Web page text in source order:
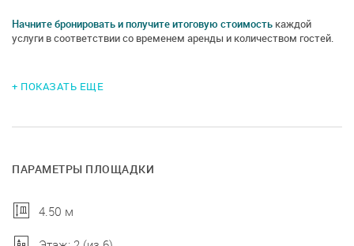
Начните бронировать и получите итоговую стоимость каждой
услуги в соответствии со временем аренды и количеством гостей.
+ ПОКАЗАТЬ ЕЩЕ
ПАРАМЕТРЫ ПЛОЩАДКИ
4.50 м